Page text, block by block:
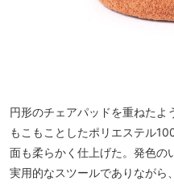
円形のチェアパッドを重ねたよ
もこもことしたポリエステル
面も柔らかく仕上げた。発色の
実用的なスツールでありながら